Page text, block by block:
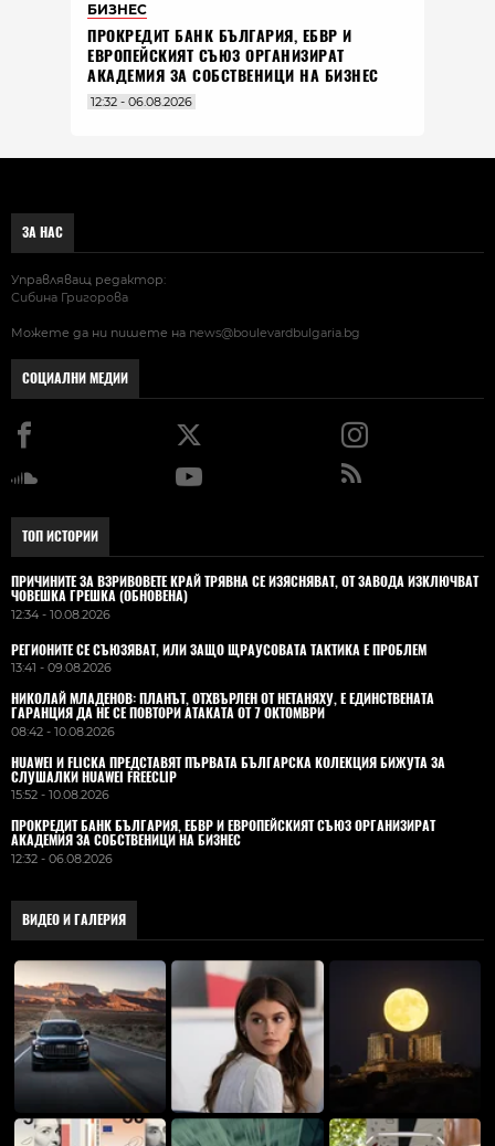
БИЗНЕС
ПРОКРЕДИТ БАНК БЪЛГАРИЯ, ЕБВР И
ЕВРОПЕЙСКИЯТ СЪЮЗ ОРГАНИЗИРАТ
АКАДЕМИЯ ЗА СОБСТВЕНИЦИ НА БИЗНЕС
12:32 - 06.08.2026
ЗА НАС
Управляващ редактор:
Сибина Григорова
Можете да ни пишете на news@boulevardbulgaria.bg
СОЦИАЛНИ МЕДИИ
ТОП ИСТОРИИ
ПРИЧИНИТЕ ЗА ВЗРИВОВЕТЕ КРАЙ ТРЯВНА СЕ ИЗЯСНЯВАТ, ОТ ЗАВОДА ИЗКЛЮЧВАТ
ЧОВЕШКА ГРЕШКА (ОБНОВЕНА)
12:34 - 10.08.2026
РЕГИОНИТЕ СЕ СЪЮЗЯВАТ, ИЛИ ЗАЩО ЩРАУСОВАТА ТАКТИКА Е ПРОБЛЕМ
13:41 - 09.08.2026
НИКОЛАЙ МЛАДЕНОВ: ПЛАНЪТ, ОТХВЪРЛЕН ОТ НЕТАНЯХУ, Е ЕДИНСТВЕНАТА
ГАРАНЦИЯ ДА НЕ СЕ ПОВТОРИ АТАКАТА ОТ 7 ОКТОМВРИ
08:42 - 10.08.2026
HUAWEI И FLICKA ПРЕДСТАВЯТ ПЪРВАТА БЪЛГАРСКА КОЛЕКЦИЯ БИЖУТА ЗА
СЛУШАЛКИ HUAWEI FREECLIP
15:52 - 10.08.2026
ПРОКРЕДИТ БАНК БЪЛГАРИЯ, ЕБВР И ЕВРОПЕЙСКИЯТ СЪЮЗ ОРГАНИЗИРАТ
АКАДЕМИЯ ЗА СОБСТВЕНИЦИ НА БИЗНЕС
12:32 - 06.08.2026
ВИДЕО И ГАЛЕРИЯ